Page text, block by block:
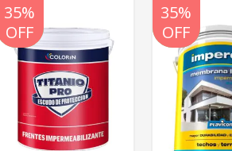
20%
OFF
35%
OFF
20%
OFF
35%
OFF